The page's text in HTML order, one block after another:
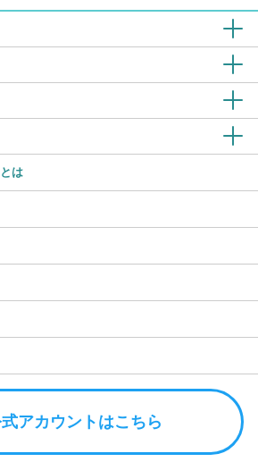
は
アカウントはこちら